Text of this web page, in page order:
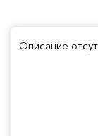
Описание